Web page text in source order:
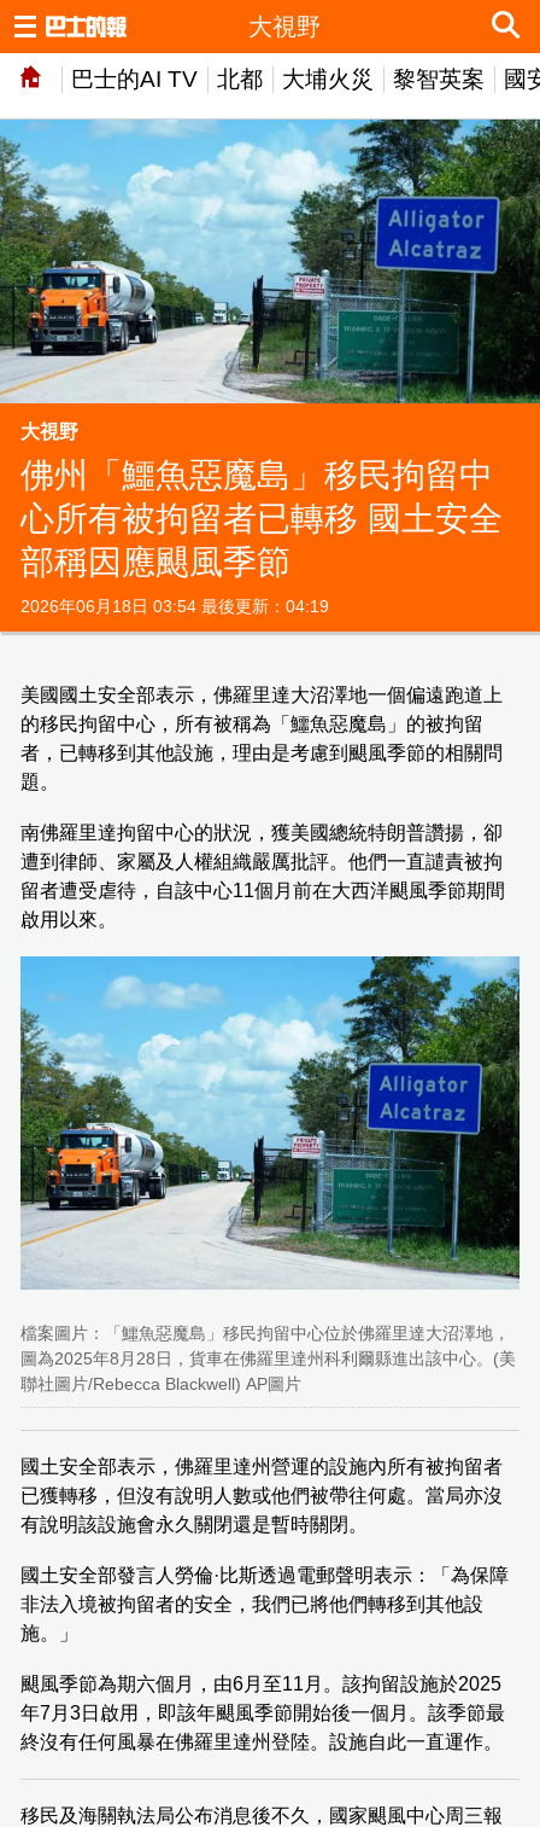
巴士的AI TV 北都 大埔火災 黎智英案 國
大視野
大視野
佛州「鱷魚惡魔島」移民拘留中
心所有被拘留者已轉移 國土安全
部稱因應颶風季節
2026年06月18日 03:54 最後更新：04:19
美國國土安全部表示，佛羅里達大沼澤地一個偏遠跑道上
的移民拘留中心，所有被稱為「鱷魚惡魔島」的被拘留
者，已轉移到其他設施，理由是考慮到颶風季節的相關問
題。
南佛羅里達拘留中心的狀況，獲美國總統特朗普讚揚，卻
遭到律師、家屬及人權組織嚴厲批評。他們一直譴責被拘
留者遭受虐待，自該中心11個月前在大西洋颶風季節期間
啟用以來。
檔案圖片：「鱷魚惡魔島」移民拘留中心位於佛羅里達大沼澤地，
圖為2025年8月28日，貨車在佛羅里達州科利爾縣進出該中心。(美
聯社圖片/Rebecca Blackwell) AP圖片
國土安全部表示，佛羅里達州營運的設施內所有被拘留者
已獲轉移，但沒有說明人數或他們被帶往何處。當局亦沒
有說明該設施會永久關閉還是暫時關閉。
國土安全部發言人勞倫·比斯透過電郵聲明表示：「為保障
非法入境被拘留者的安全，我們已將他們轉移到其他設
施。」
颶風季節為期六個月，由6月至11月。該拘留設施於2025
年7月3日啟用，即該年颶風季節開始後一個月。該季節最
終沒有任何風暴在佛羅里達州登陸。設施自此一直運作。
移民及海關執法局公布消息後不久，國家颶風中心周三報